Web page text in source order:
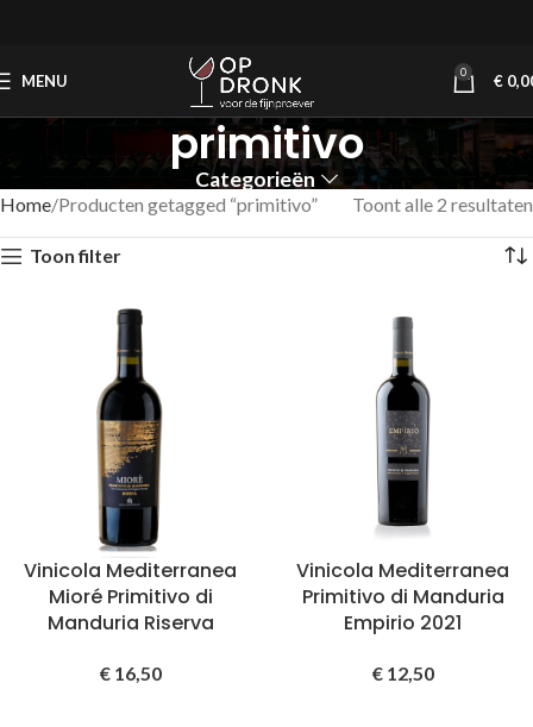
MENU 0 €
primitivo
Categorieën
Home Producten getagged “primitivo” Toont alle 2 resultaten
Toon filter
Vinicola Mediterranea
Mioré Primitivo di
Manduria Riserva
€16,50
Vinicola Mediterranea
Primitivo di Manduria
Empirio 2021
€12,50